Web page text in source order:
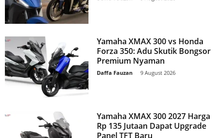
Yamaha XMAX 300 vs Honda
Forza 350: Adu Skutik Bongsor
Premium Nyaman
Daffa Fauzan 9 August 2026
Yamaha XMAX 300 2027 Harga
Rp 135 Jutaan Dapat Upgrade
Panel TFT Baru